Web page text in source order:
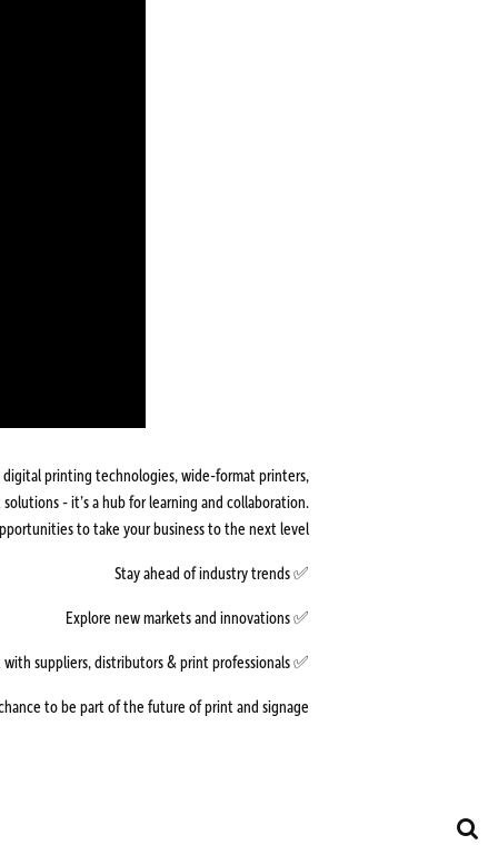
digital printing technologies, wide-format printers,
- it’s a hub for learning and collaboration.
to take your business to the next level.
✅ Stay ahead of industry trends
✅ Explore new markets and innovations
✅ Connect with suppliers, distributors & print professionals
to be part of the future of print and signage.